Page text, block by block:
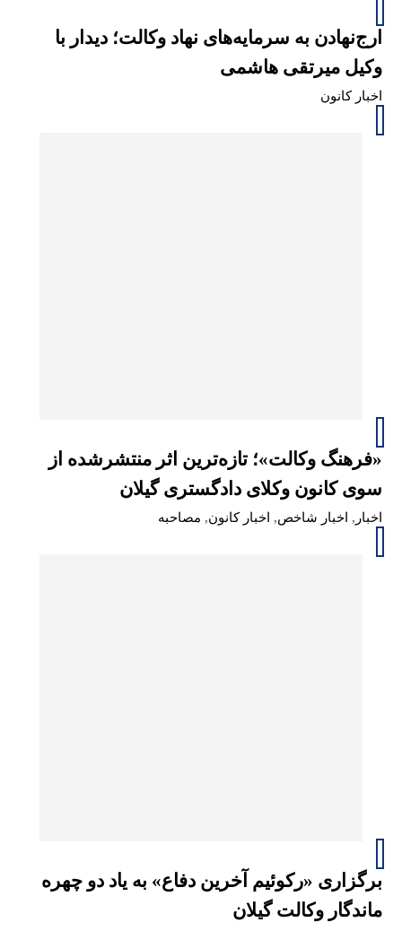
ارج‌نهادن به سرمایه‌های نهاد وکالت؛ دیدار با
وکیل میرتقی هاشمی
اخبار کانون
«فرهنگ وکالت»؛ تازه‌ترین اثر منتشرشده از
سوی کانون وکلای دادگستری گیلان
اخبار , اخبار شاخص, اخبار کانون, مصاحبه
برگزاری «رکوئیم آخرین دفاع» به یاد دو چهره
ماندگار وکالت گیلان